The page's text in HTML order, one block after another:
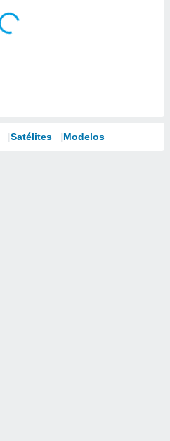
Satélites Modelos